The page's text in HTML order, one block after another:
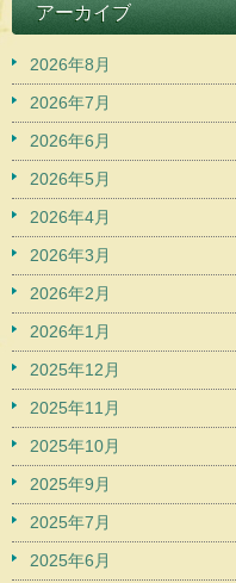
アーカイブ
2026年8月
2026年7月
2026年6月
2026年5月
2026年4月
2026年3月
2026年2月
2026年1月
2025年12月
2025年11月
2025年10月
2025年9月
2025年7月
2025年6月